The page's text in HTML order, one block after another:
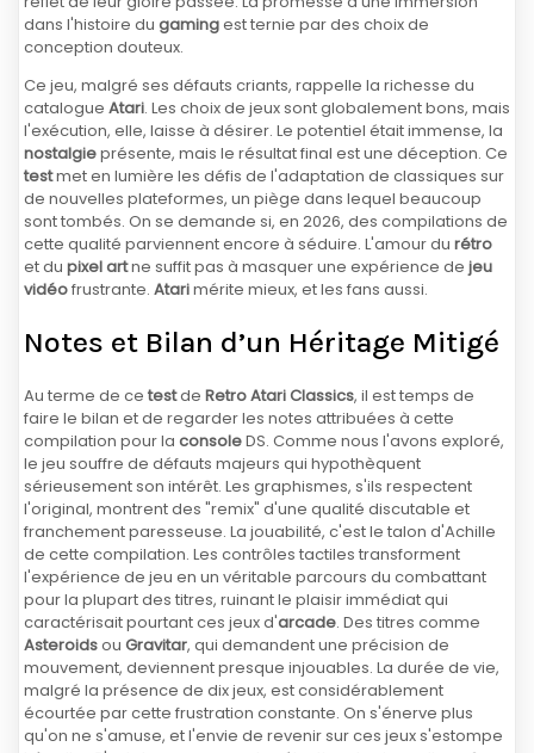
dans l'histoire du gamingest ternie par des choix de
conception douteux.
Ce jeu, malgré ses défauts criants, rappelle la richesse du
catalogue Atari. Les choix de jeux sont globalement bons, mais
l'exécution, elle, laisse à désirer. Le potentiel était immense, la
nostalgieprésente, mais le résultat final est une déception. Ce
testmet en lumière les défis de l'adaptation de classiques sur
de nouvelles plateformes, un piège dans lequel beaucoup
sont tombés. On se demande si, en 2026, des compilations de
cette qualité parviennent encore à séduire. L'amour du rétro
et du pixel artne suffit pas à masquer une expérience de jeu
vidéofrustrante. Atarimérite mieux, et les fans aussi.
Notes et Bilan d’un Héritage Mitigé
Au terme de ce testde Retro Atari Classics, il est temps de
faire le bilan et de regarder les notes attribuées à cette
compilation pour la consoleDS. Comme nous l'avons exploré,
le jeu souffre de défauts majeurs qui hypothèquent
sérieusement son intérêt. Les graphismes, s'ils respectent
l'original, montrent des "remix" d'une qualité discutable et
franchement paresseuse. La jouabilité, c'est le talon d'Achille
de cette compilation. Les contrôles tactiles transforment
l'expérience de jeu en un véritable parcours du combattant
pour la plupart des titres, ruinant le plaisir immédiat qui
caractérisait pourtant ces jeux d'arcade. Des titres comme
Asteroidsou Gravitar, qui demandent une précision de
mouvement, deviennent presque injouables. La durée de vie,
malgré la présence de dix jeux, est considérablement
écourtée par cette frustration constante. On s'énerve plus
qu'on ne s'amuse, et l'envie de revenir sur ces jeux s'estompe